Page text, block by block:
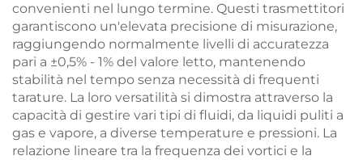
convenienti nel lungo termine. Questi trasmettitori
garantiscono un'elevata precisione di misurazione,
raggiungendo normalmente livelli di accuratezza
pari a ±0,5% - 1% del valore letto, mantenendo
stabilità nel tempo senza necessità di frequenti
tarature. La loro versatilità si dimostra attraverso la
capacità di gestire vari tipi di fluidi, da liquidi puliti a
gas e vapore, a diverse temperature e pressioni. La
relazione lineare tra la frequenza dei vortici e la